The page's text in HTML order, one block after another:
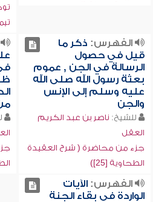
الفهرس: ذكر ما
قيل في حصول
الرسالة في الجن , عموم
بعثة رسول الله صلى الله
عليه وسلم إلى الإنس
والجن
للشيخ: ناصر بن عبد الكريم
العقل
جزء من محاضرة ( شرح العقيدة
الطحاوية [25])
الفهرس:الآيات
الواردة في بقاء الجنة